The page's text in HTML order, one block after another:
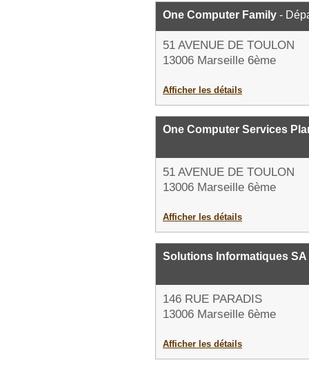
One Computer Family -
51 AVENUE DE TOULON
13006 Marseille 6ème
Afficher les détails
One Computer Services
51 AVENUE DE TOULON
13006 Marseille 6ème
Afficher les détails
Solutions Informatiques SA
146 RUE PARADIS
13006 Marseille 6ème
Afficher les détails